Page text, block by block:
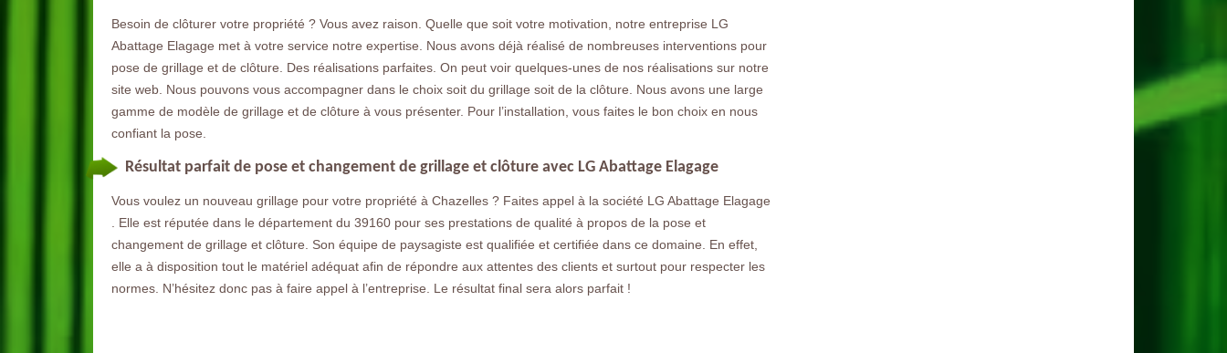
Besoin de clôturer votre propriété ? Vous avez raison. Quelle que soit votre motivation, notre entreprise LG
Abattage Elagage met à votre service notre expertise. Nous avons déjà réalisé de nombreuses interventions pour
pose de grillage et de clôture. Des réalisations parfaites. On peut voir quelques-unes de nos réalisations sur notre
site web. Nous pouvons vous accompagner dans le choix soit du grillage soit de la clôture. Nous avons une large
gamme de modèle de grillage et de clôture à vous présenter. Pour l’installation, vous faites le bon choix en nous
confiant la pose.
Résultat parfait de pose et changement de grillage et clôture avec LG Abattage Elagage
Vous voulez un nouveau grillage pour votre propriété à Chazelles ? Faites appel à la société LG Abattage Elagage
. Elle est réputée dans le département du 39160 pour ses prestations de qualité à propos de la pose et
changement de grillage et clôture. Son équipe de paysagiste est qualifiée et certifiée dans ce domaine. En effet,
elle a à disposition tout le matériel adéquat afin de répondre aux attentes des clients et surtout pour respecter les
normes. N’hésitez donc pas à faire appel à l’entreprise. Le résultat final sera alors parfait !